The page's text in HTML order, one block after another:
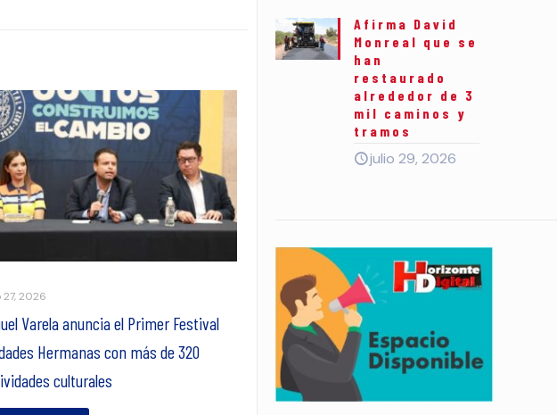
27, 2026
Varela anuncia el Primer Festival
Hermanas con más de 320
culturales
Afirma David
Monreal que se
han
restaurado
alrededor de 3
mil caminos y
tramos
julio 29, 2026